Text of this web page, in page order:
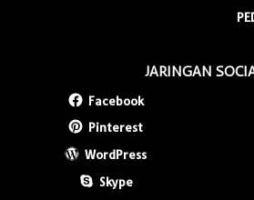
JARINGAN
Facebook
Pinterest
WordPress
Skype